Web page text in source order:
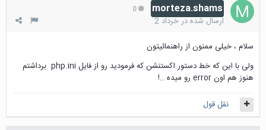
morteza.shams
ارسال شده درخرداد 2
سلام ، خیلی ممنون از راهنمائیتون
ولی با این که خط دستور اکستنشن که فرمودید رو از فایل php.ini برداشتم
هنوز هم اون error رو میده ..!
نقل قول